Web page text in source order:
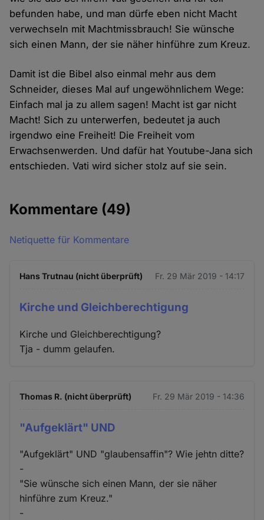
befunden habe, und man dürfe eben nicht Macht
verwechseln mit Machtmissbrauch! Sie wünsche
sich einen Mann, der sie näher hinführe zum Kreuz.
Damit ist die Bibel also einmal mehr aus dem
Schneider, dieses Mal auf ungewöhnlichem Wege:
Einfach mal ja zu allem sagen! Macht ist gar nicht
Macht! Sich zu unterwerfen, bedeutet ja auch
irgendwo eine Freiheit! Die Freiheit vom
Erwachsenwerden. Und dafür hat Youtube-Jana sich
entschieden. Vati wird sicher stolz auf sie sein.
Kommentare (49)
Netiquette für Kommentare
Hans Trutnau (nicht überprüft) Fr. 29 Mär 2019 - 14:17
Kirche und Gleichberechtigung
Kirche und Gleichberechtigung?
Tja - dumm gelaufen.
Thomas R. (nicht überprüft) Fr. 29 Mär 2019 - 14:36
"Aufgeklärt" UND
"Aufgeklärt" UND "glaubensaffin"? Wie jehtn ditte?
-
"Sie wünsche sich einen Mann, der sie näher
hinführe zum Kreuz."
-